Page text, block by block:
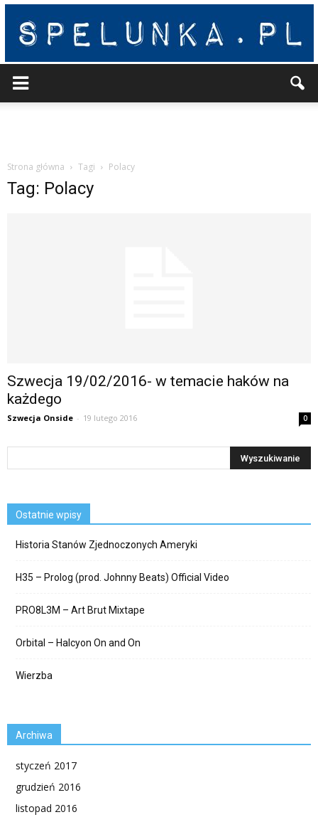
Strona główna Tagi Polacy
Tag: Polacy
Szwecja 19/02/2016- w temacie haków na
każdego
Szwecja Onside - 19 lutego 2016 0
Ostatnie wpisy
Historia Stanów Zjednoczonych Ameryki
H35 – Prolog (prod. Johnny Beats) Official Video
PRO8L3M – Art Brut Mixtape
Orbital – Halcyon On and On
Wierzba
Archiwa
styczeń 2017
grudzień 2016
listopad 2016